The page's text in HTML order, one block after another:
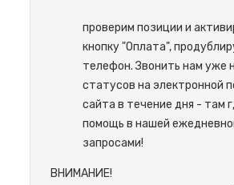
проверим позиции и
кнопку "Оплата",
телефон. Звонить нам уже
статусов на электронной
сайта в течение дня - там
помощь в нашей
запросами!
ВНИМАНИЕ!